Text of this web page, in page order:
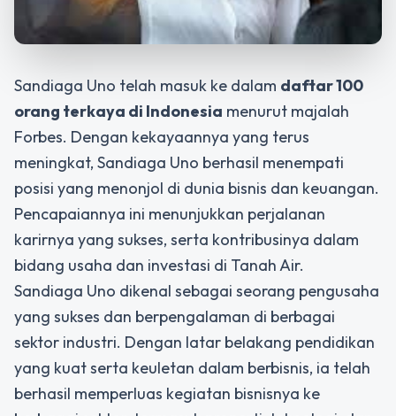
Sandiaga Uno telah masuk ke dalam daftar 100
orang terkaya di Indonesia menurut majalah
Forbes. Dengan kekayaannya yang terus
meningkat, Sandiaga Uno berhasil menempati
posisi yang menonjol di dunia bisnis dan keuangan.
Pencapaiannya ini menunjukkan perjalanan
karirnya yang sukses, serta kontribusinya dalam
bidang usaha dan investasi di Tanah Air.
Sandiaga Uno dikenal sebagai seorang pengusaha
yang sukses dan berpengalaman di berbagai
sektor industri. Dengan latar belakang pendidikan
yang kuat serta keuletan dalam berbisnis, ia telah
berhasil memperluas kegiatan bisnisnya ke